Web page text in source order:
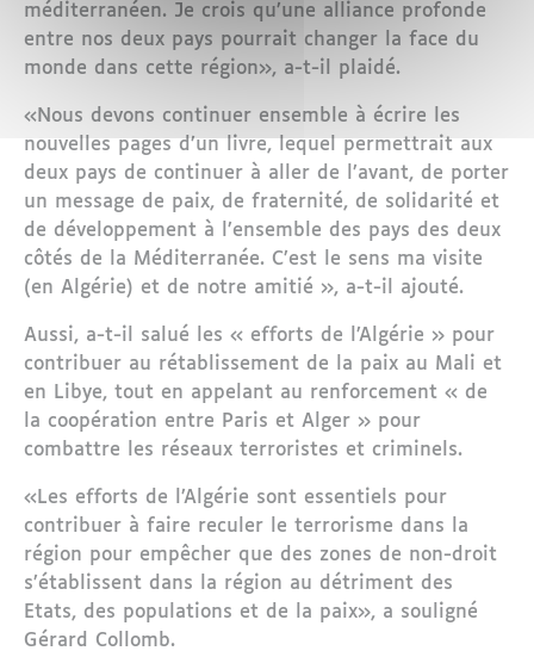
méditerranéen. Je crois qu’une alliance profonde
entre nos deux pays pourrait changer la face du
monde dans cette région», a-t-il plaidé.
«Nous devons continuer ensemble à écrire les
nouvelles pages d’un livre, lequel permettrait aux
deux pays de continuer à aller de l’avant, de porter
un message de paix, de fraternité, de solidarité et
de développement à l’ensemble des pays des deux
côtés de la Méditerranée. C’est le sens ma visite
(en Algérie) et de notre amitié », a-t-il ajouté.
Aussi, a-t-il salué les « efforts de l’Algérie » pour
contribuer au rétablissement de la paix au Mali et
en Libye, tout en appelant au renforcement « de
la coopération entre Paris et Alger » pour
combattre les réseaux terroristes et criminels.
«Les efforts de l’Algérie sont essentiels pour
contribuer à faire reculer le terrorisme dans la
région pour empêcher que des zones de non-droit
s’établissent dans la région au détriment des
Etats, des populations et de la paix», a souligné
Gérard Collomb.